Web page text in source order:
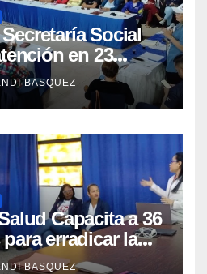
Social
en 23
BASQUEZ
Capacita a 36
erradicar la
Yaracuy
BASQUEZ